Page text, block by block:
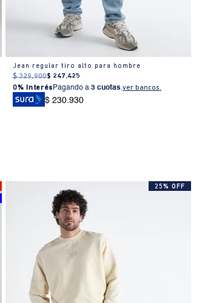
Jean regular tiro alto para hombre
$ 329.900$ 247.425
0% Interés Pagando a3 cuotas.ver bancos.
$ 230.930
25% OFF